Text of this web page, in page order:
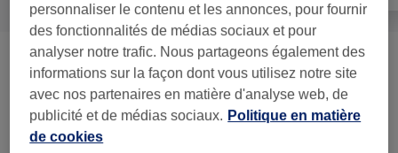
Manucure Et Beauté Des Pieds (5) à partir de 68 €
Manucure (11) à partir de 15 €
personnaliser le contenu et les annonces, pour fournir
des fonctionnalités de médias sociaux et pour
analyser notre trafic. Nous partageons également des
informations sur la façon dont vous utilisez notre site
avec nos partenaires en matière d'analyse web, de
publicité et de médias sociaux. Politique en matière
de cookies